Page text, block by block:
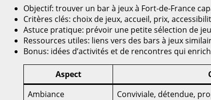
Objectif: trouver un bar à jeux à Fort-de-France
Critères clés: choix de jeux, accueil, prix,
Astuce pratique: prévoir une petite sélection de
Ressources utiles: liens vers des bars à jeux
Bonus: idées d’activités et de rencontres qui
Aspect
Ambiance
Conviviale, détendue,